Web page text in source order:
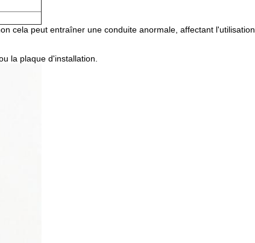
cela peut entraîner une conduite anormale, affectant l'utilisation
la plaque d'installation.